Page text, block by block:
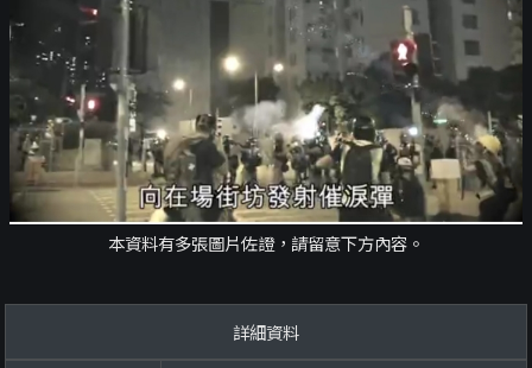
本資料有多張圖片佐證，請留意下方內容。
詳細資料